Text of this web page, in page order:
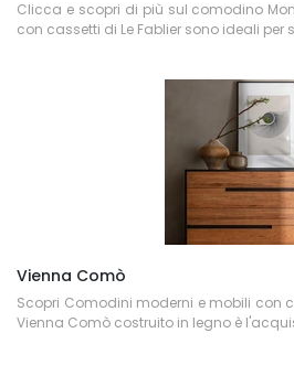
Clicca e scopri di più sul comodino
con cassetti di Le Fablier sono ideali per
Vienna Comò
Scopri Comodini moderni e mobili con
Vienna Comò costruito in legno è